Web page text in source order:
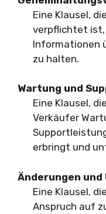
Eine Klausel,
verpflichtet ist,
Informationen
zu halten.
Wartung und
Eine Klausel,
Verkäufer
erbringt und
Änderungen und
Eine Klausel,
Anspruch auf